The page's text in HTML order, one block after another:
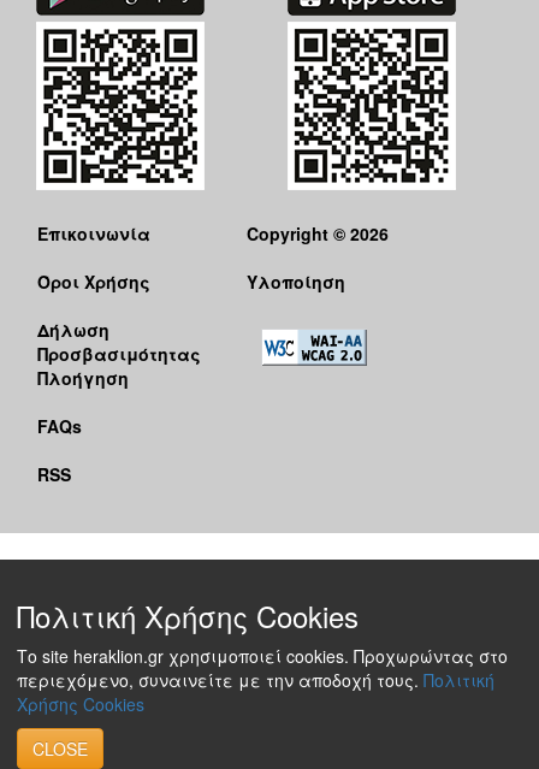
Επικοινωνία
Όροι Χρήσης
Δήλωση
Προσβασιμότητας
Πλοήγηση
FAQs
RSS
Copyright © 2026
Υλοποίηση
Πολιτική Χρήσης Cookies
Το site heraklion.gr χρησιμοποιεί cookies. Προχωρώντας στο
περιεχόμενο, συναινείτε με την αποδοχή τους. Πολιτική
Χρήσης Cookies
CLOSE